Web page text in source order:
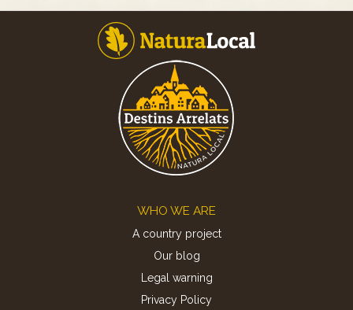
WHO WE ARE
A country project
Our blog
Legal warning
Privacy Policy